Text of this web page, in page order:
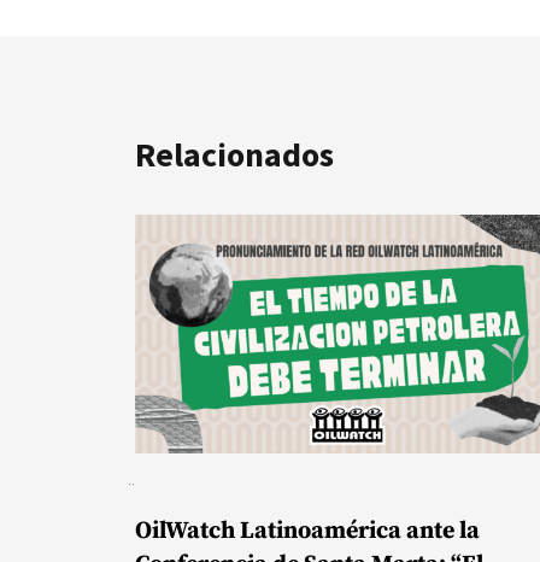
Relacionados
OilWatch Latinoamérica ante la